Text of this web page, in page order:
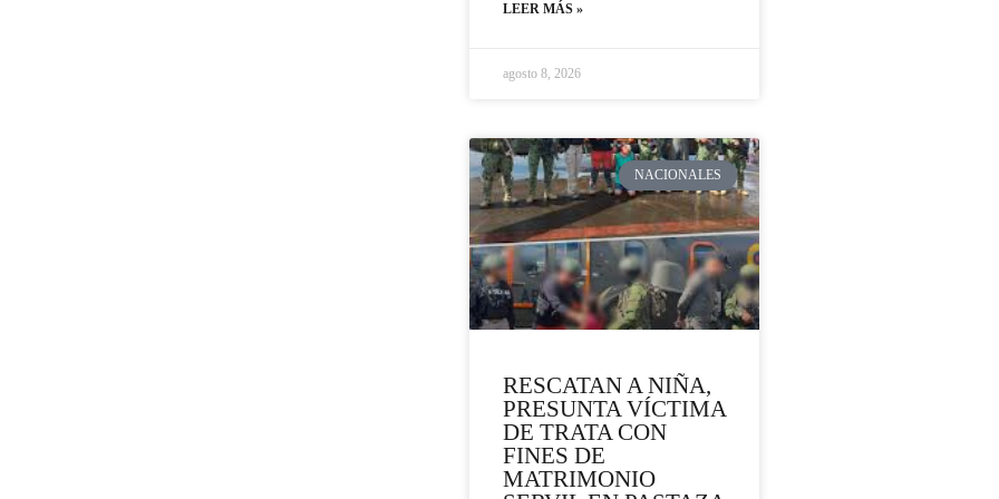
LEER MÁS »
agosto 8, 2026
NACIONALES
RESCATAN A NIÑA,
PRESUNTA VÍCTIMA
DE TRATA CON
FINES DE
MATRIMONIO